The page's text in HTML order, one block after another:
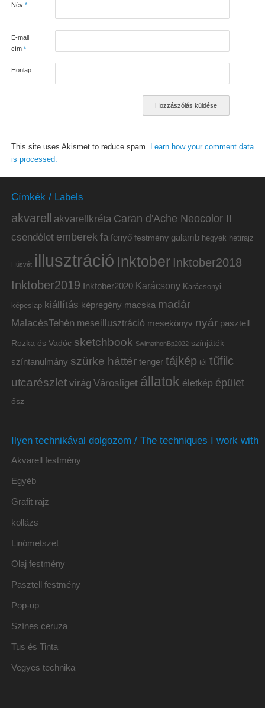
Név *
E-mail
cím *
Honlap
This site uses Akismet to reduce spam. Learn how your comment data
is processed.
Címkék / Labels
akvarell akvarellkréta Caran d'Ache Neocolor II
csendélet emberek fa fenyő festmény galamb hegyek hetirajz
Húsvét illusztráció Inktober Inktober2018
Inktober2019 Inktober2020 Karácsony Karácsonyi
képeslap kiállítás képregény macska madár
MalacésTehén meseillusztráció mesekönyv nyár pasztell
Rozka és Vadóc sketchbook SwimathonBp2022 színjáték
színtanulmány szürke háttér tenger tájkép tél tűfilc
utcarészlet virág Városliget állatok életkép épület
ősz
Ilyen technikával dolgozom / The techniques I work with
Akvarell festmény
Egyéb
Grafit rajz
kollázs
Linómetszet
Olaj festmény
Pasztell festmény
Pop-up
Színes ceruza
Tus és Tinta
Vegyes technika